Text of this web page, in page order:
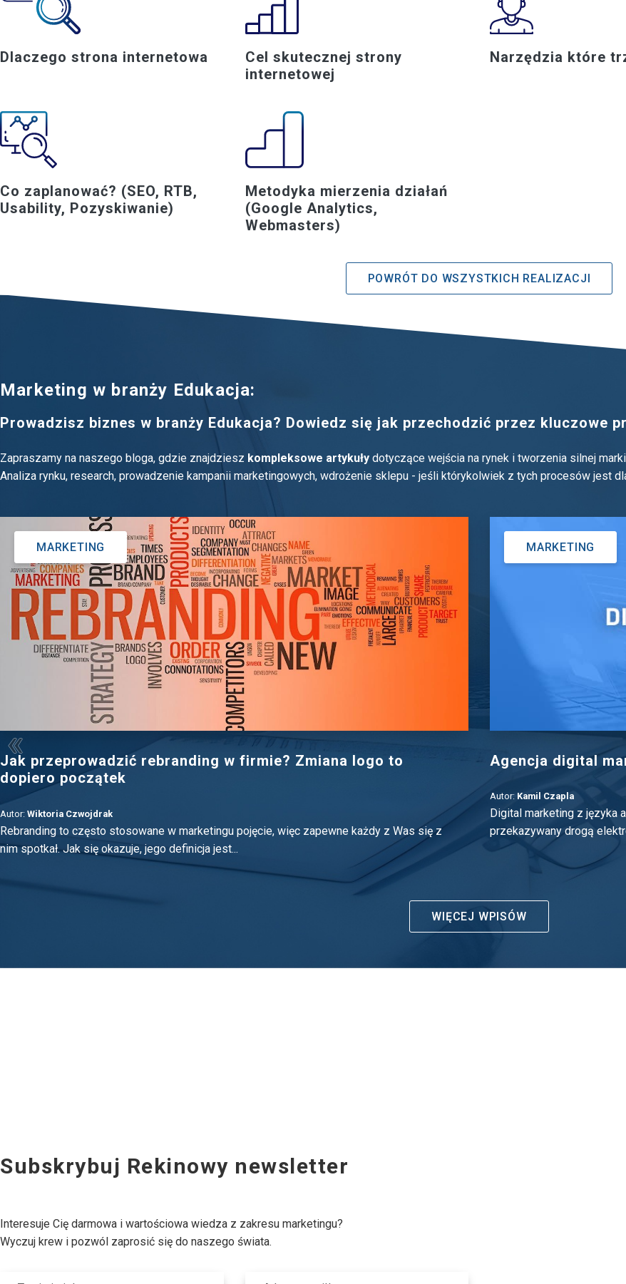
Dlaczego strona internetowa
Cel skutecznej strony
internetowej
Narzędzia które
Co zaplanować? (SEO, RTB,
Usability, Pozyskiwanie)
Metodyka mierzenia działań
(Google Analytics,
Webmasters)
POWRÓT DO WSZYSTKICH REALIZACJI
Marketing w branży Edukacja:
Prowadzisz biznes w branży Edukacja? Dowiedz się jak przechodzić przez kluczowe
Zapraszamy na naszego bloga, gdzie znajdziesz kompleksowe artykuły dotyczące wejścia na rynek i tworzenia silnej
Analiza rynku, research, prowadzenie kampanii marketingowych, wdrożenie sklepu - jeśli którykolwiek z tych procesów jest
MARKETING
Jak przeprowadzić rebranding w firmie? Zmiana logo to
dopiero początek
Autor: Wiktoria Czwojdrak
Rebranding to często stosowane w marketingu pojęcie, więc zapewne każdy z Was się z
nim spotkał. Jak się okazuje, jego definicja jest...
MARKETING
Agencja digital
Autor: Kamil Czapla
Digital marketing z języka
przekazywany drogą
WIĘCEJ WPISÓW
Subskrybuj Rekinowy newsletter
Interesuje Cię darmowa i wartościowa wiedza z zakresu marketingu?
Wyczuj krew i pozwól zaprosić się do naszego świata.